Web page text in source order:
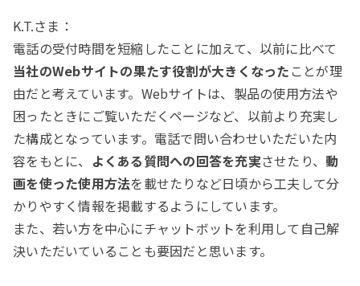
K.T.さま：
電話の受付時間を短縮したことに加えて、以前に比べて
当社のWebサイトの果たす役割が大きくなった ことが理
由だと考えています。Webサイトは、製品の使用方法や
困ったときにご覧いただくページなど、以前より充実し
た構成となっています。電話で問い合わせいただいた内
容をもとに、 よくある質問への回答を充実させたり、動
画を使った使用方法を載せたりなど日頃から工夫して分
かりやすく情報を掲載するようにしています。
また、若い方を中心にチャットボットを利用して自己解
決いただいていることも要因だと思います。